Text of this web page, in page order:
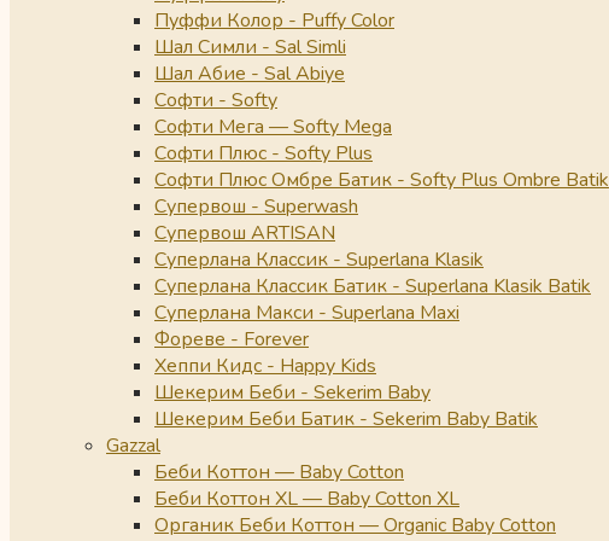
Пуффи Колор - Puffy Color
Шал Симли - Sal Simli
Шал Абие - Sal Abiye
Софти - Softy
Софти Мега — Softy Mega
Софти Плюс - Softy Plus
Софти Плюс Омбре Батик - Softy Plus Ombre Batik
Супервош - Superwash
Супервош ARTISAN
Суперлана Классик - Superlana Klasik
Суперлана Классик Батик - Superlana Klasik Batik
Суперлана Макси - Superlana Maxi
Фореве - Forever
Хеппи Кидс - Happy Kids
Шекерим Беби - Sekerim Baby
Шекерим Беби Батик - Sekerim Baby Batik
Gazzal
Беби Коттон — Baby Cotton
Беби Коттон XL — Baby Cotton XL
Органик Беби Коттон — Organic Baby Cotton